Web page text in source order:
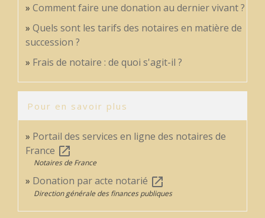
Comment faire une donation au dernier vivant ?
Quels sont les tarifs des notaires en matière de
succession ?
Frais de notaire : de quoi s'agit-il ?
Pour en savoir plus
Portail des services en ligne des notaires de
France open_in_new
Notaires de France
Donation par acte notarié open_in_new
Direction générale des finances publiques